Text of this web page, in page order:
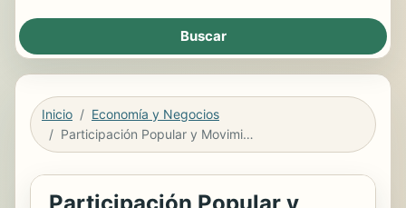
Inicio
Economía y Negocios
Participación Popular y Movimiento Campesino Aymara